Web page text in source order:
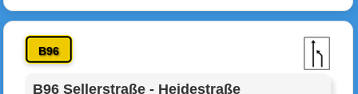
B96
B96 Sellerstraße - Heidestraße